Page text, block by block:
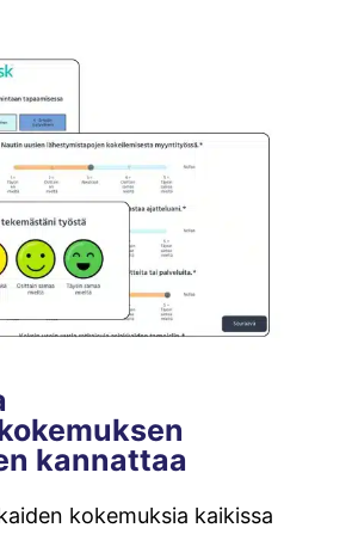
kannattaa
kokemuksia kaikissa